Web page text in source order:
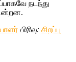
நடந்து
பிரிவு: சிறப்பு